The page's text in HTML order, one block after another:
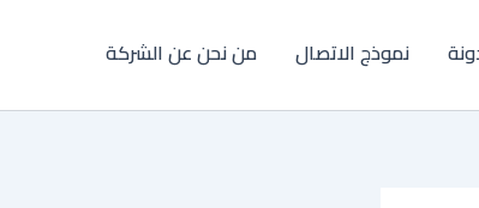
نموذج الاتصال من نحن عن الشركة